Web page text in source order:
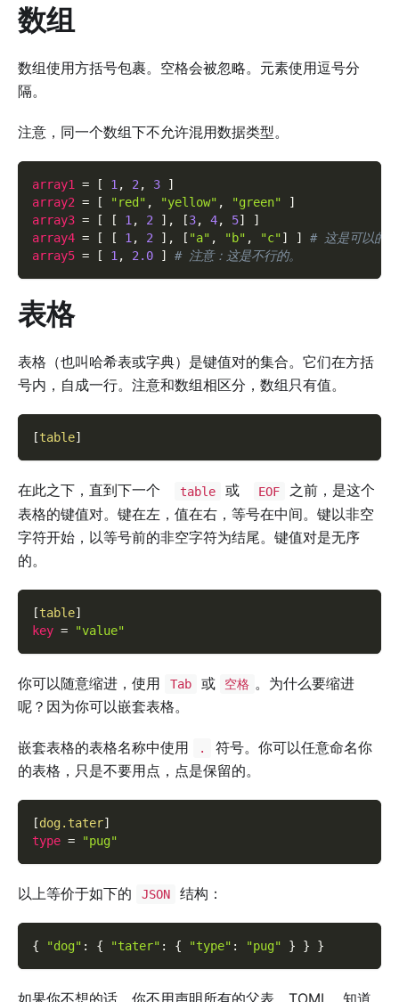
数组
数组使用方括号包裹。空格会被忽略。元素使用逗号分
隔。
注意，同一个数组下不允许混用数据类型。
array1 = [ 1, 2, 3
]
array2 = [ "red" , "yellow" , "green"
]
array3 = [ [ 1, 2 ] , [3, 4, 5]
]
array4 = [ [ 1, 2 ] , [ "a" , "b" , "c"] ]
# 这是可以的。
array5 = [ 1, 2.0 ] # 注意：这是不行的。
表格
表格（也叫哈希表或字典）是键值对的集合。它们在方括
号内，自成一行。注意和数组相区分，数组只有值。
[table]
在此之下，直到下一个 table 或 EOF
之前，是这个
表格的键值对。键在左，值在右，等号在中间。键以非空
字符开始，以等号前的非空字符为结尾。键值对是无序
的。
[table]
key = "value"
你可以随意缩进，使用 Tab 或 空格 。为什么要缩进
呢？因为你可以嵌套表格。
嵌套表格的表格名称中使用 .
符号。你可以任意命名你
的表格，只是不要用点，点是保留的。
[dog.tater]
type = "pug"
以上等价于如下的 JSON 结构：
{ "dog" : { "tater" : { "type" : "pug" } } }
如果你不想的话，你不用声明所有的父表。TOML 知道